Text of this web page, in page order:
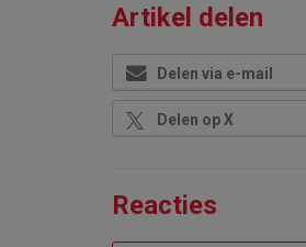
Artikel delen
Delen via e-mail
Delen op X
Reacties